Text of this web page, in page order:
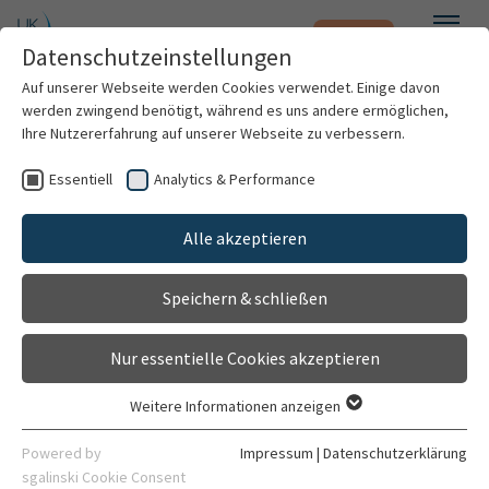
Zum Hauptinhalt springen Notfall
Patienten & Besucher
Kliniken & Institute
Forschung
Karriere
Neurochirurgie Oberarztsekretariat
Neurochirurgische Klinik
Neurosurgical Clinic
Kontakt
06221 56-6308
06221 56-6811
Datenschutzeinstellungen
Auf unserer Webseite werden Cookies verwendet. Einige davon
werden zwingend benötigt, während es uns andere ermöglichen,
Ihre Nutzererfahrung auf unserer Webseite zu verbessern.
Essentiell Analytics & Performance
Alle akzeptieren
Speichern & schließen
Nur essentielle Cookies akzeptieren
Essentielle Cookies werden für grundlegende Funktionen der
Webseite benötigt. Dadurch ist gewährleistet, dass die
Weitere Informationen anzeigen
Powered by
sgalinski Cookie Consent
Impressum | Datenschutzerklärung